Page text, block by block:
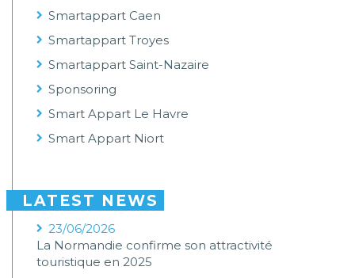
Smartappart Caen
Smartappart Troyes
Smartappart Saint-Nazaire
Sponsoring
Smart Appart Le Havre
Smart Appart Niort
LATEST NEWS
23/06/2026
La Normandie confirme son attractivité
touristique en 2025